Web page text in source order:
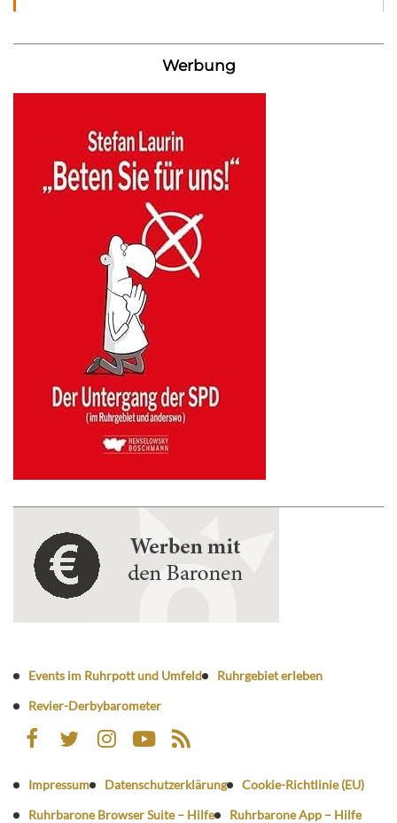
Werbung
Events im Ruhrpott und Umfeld
Ruhrgebiet erleben
Revier-Derbybarometer
Impressum Datenschutzerklärung
Cookie-Richtlinie (EU)
Ruhrbarone Browser Suite – Hilfe
Ruhrbarone App – Hilfe